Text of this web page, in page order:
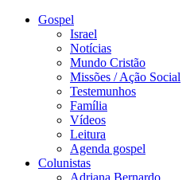
Gospel
Israel
Notícias
Mundo Cristão
Missões / Ação Social
Testemunhos
Família
Vídeos
Leitura
Agenda gospel
Colunistas
Adriana Bernardo